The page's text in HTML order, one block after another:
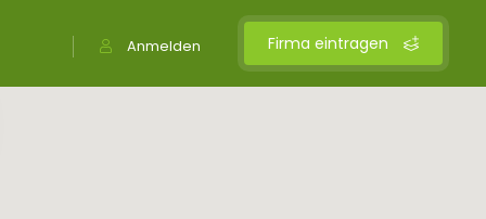
Firma eintragen
Anmelden